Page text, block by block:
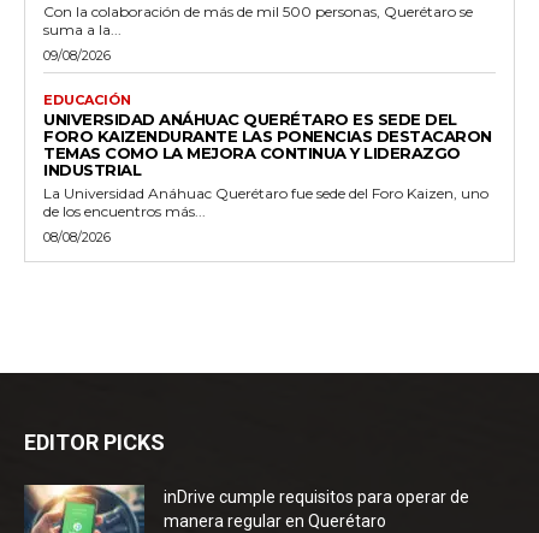
Con la colaboración de más de mil 500 personas, Querétaro se
suma a la...
09/08/2026
EDUCACIÓN
UNIVERSIDAD ANÁHUAC QUERÉTARO ES SEDE DEL
FORO KAIZENDURANTE LAS PONENCIAS DESTACARON
TEMAS COMO LA MEJORA CONTINUA Y LIDERAZGO
INDUSTRIAL
La Universidad Anáhuac Querétaro fue sede del Foro Kaizen, uno
de los encuentros más...
08/08/2026
EDITOR PICKS
inDrive cumple requisitos para operar de
manera regular en Querétaro